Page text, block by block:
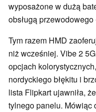
wyposażone w dużą
obsługą przewodowego
Tym razem HMD
niż wcześniej. Vibe 2
opcjach
nordyckiego błękitu i
lista Flipkart ujawniła,
tylnego panelu. Mówiąc